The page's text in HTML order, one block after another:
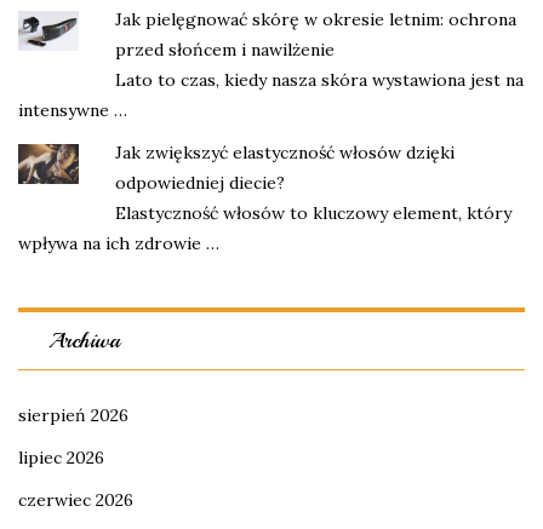
Jak pielęgnować skórę w okresie letnim: ochrona
przed słońcem i nawilżenie
Lato to czas, kiedy nasza skóra wystawiona jest na
intensywne …
Jak zwiększyć elastyczność włosów dzięki
odpowiedniej diecie?
Elastyczność włosów to kluczowy element, który
wpływa na ich zdrowie …
Archiwa
sierpień 2026
lipiec 2026
czerwiec 2026